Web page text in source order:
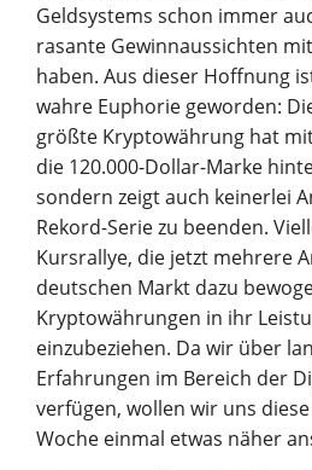
SparpotenzialCheck
Geldsystems schon immer
rasante Gewinnaussichten
haben. Aus dieser Hoffnung
wahre Euphorie geworden:
größte Kryptowährung hat
die 120.000-Dollar-Marke
sondern zeigt auch keinerlei
Rekord-Serie zu beenden.
Kursrallye, die jetzt mehrere
deutschen Markt dazu
Kryptowährungen in ihr
einzubeziehen. Da wir über
Erfahrungen im Bereich der
verfügen, wollen wir uns
Woche einmal etwas näher